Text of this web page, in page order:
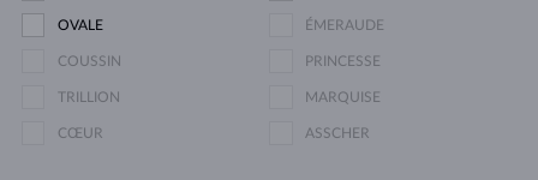
OVALE ÉMERAUDE
COUSSIN PRINCESSE
TRILLION MARQUISE
CŒUR ASSCHER